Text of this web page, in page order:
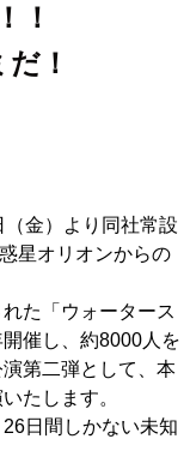
！
！
金）より同社常設
星オリオンからの
た「ウォータース
催し、約8000人を
第二弾として、本
たします。
日間しかない未知